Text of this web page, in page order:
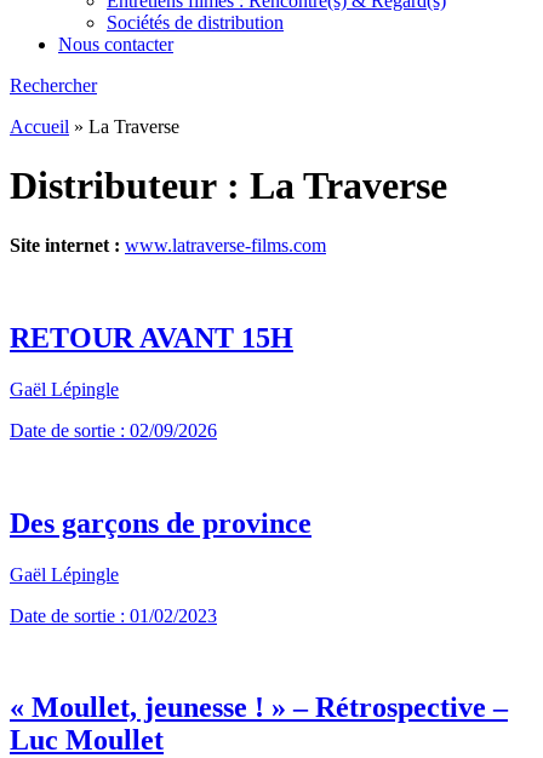
Sociétés de distribution
Nous contacter
Rechercher
Accueil » La Traverse
Distributeur : La Traverse
Site internet : www.latraverse-films.com
RETOUR AVANT 15H
Gaël Lépingle
Date de sortie : 02/09/2026
Des garçons de province
Gaël Lépingle
Date de sortie : 01/02/2023
« Moullet, jeunesse ! » – Rétrospective –
Luc Moullet